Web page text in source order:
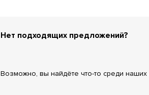
Нет подходящих предложений?
Возможно, вы найдёте что-то среди наших